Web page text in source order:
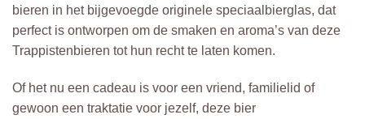
bieren in het bijgevoegde originele speciaalbierglas, dat
perfect is ontworpen om de smaken en aroma’s van deze
Trappistenbieren tot hun recht te laten komen.
Of het nu een cadeau is voor een vriend, familielid of
gewoon een traktatie voor jezelf, deze bier